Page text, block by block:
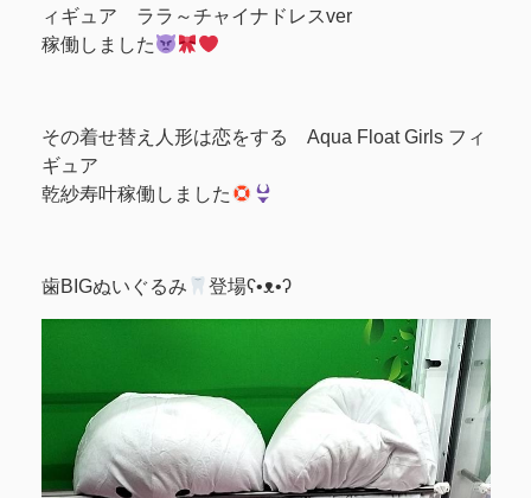
ィギュア ララ～チャイナドレスver
稼働しました
その着せ替え人形は恋をする Aqua Float Girls フィ
ギュア
乾紗寿叶稼働しました
歯BIGぬいぐるみ 登場ʕ•ᴥ•ʔ